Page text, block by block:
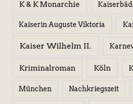
K & K Monarchie
Kaiserin Auguste Viktoria
Kaiser Wilhelm II.
Kriminalroman Köln
München Nachkriegszeit